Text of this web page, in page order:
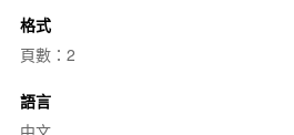
格式
頁數：2
語言
中文